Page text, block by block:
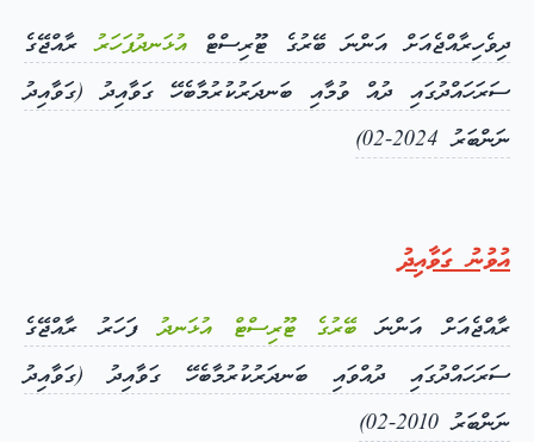
ދިވެހިރާއްޖެއަށް އަންނަ ބޭރުގެ ޓޫރިސްޓް އުޅަނދުފަހަރުރާއްޖޭގެ
ސަރަހައްދުގައި ދުއް ވުމާއި ބަނދަރުކުރުމާބެހޭ ގަވާއިދު (ގަވާއިދު
ނަންބަރު 2024-02)
އުވުނު ގަވާއިދު
ރާއްޖެއަށް އަންނަބޭރުގެ ޓޫރިސްޓް އުޅަނދުފަހަރު ރާއްޖޭގެ
ސަރަހައްދުގައި ދުއްވައި ބަނދަރުކުރުމާބެހޭ ގަވާއިދު (ގަވާއިދު
ނަންބަރު 2010-02)